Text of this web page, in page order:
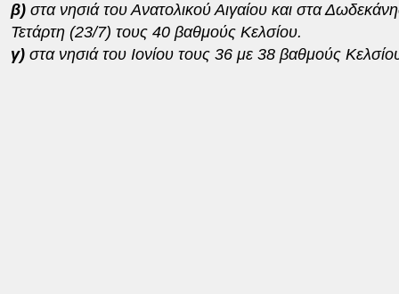
β)στα νησιά του Ανατολικού Αιγαίου και στα
Τετάρτη (23/7) τους 40 βαθμούς Κελσίου.
γ)στα νησιά του Ιονίου τους 36 με 38 βαθμούς